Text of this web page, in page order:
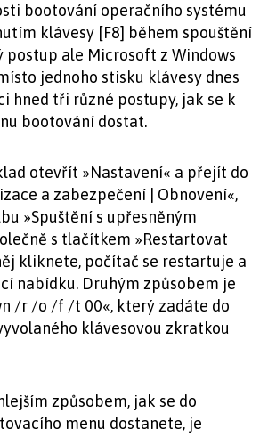
bootování operačního systému
klávesy [F8] během spouštění
postup ale Microsoft z Windows
jednoho stisku klávesy dnes
hned tři různé postupy, jak se k
bootování dostat.
otevřít »Nastavení« a přejít do
a zabezpečení | Obnovení«,
»Spuštění s upřesněným
s tlačítkem »Restartovat
kliknete, počítač se restartuje a
nabídku. Druhým způsobem je
/r /o /f /t 00«, který zadáte do
klávesovou zkratkou
způsobem, jak se do
menu dostanete, je